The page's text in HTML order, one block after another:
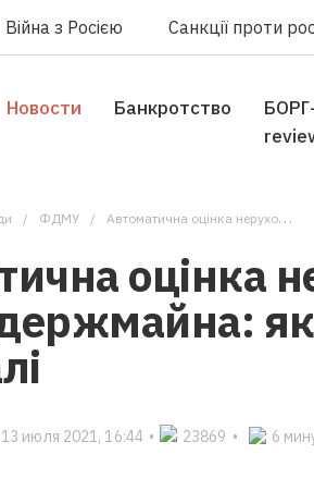
Війна з Росією Санкції проти
Новости Банкротство
ФДМУ Автоматична оцінка нерухомості від Фонду держмайна: як це працює і що буде далі
оцінка
13 июля 2021, 16:44 • 23869 • 6